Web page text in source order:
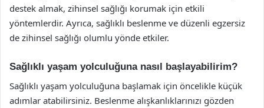
destek almak, zihinsel sağlığı korumak için etkili
yöntemlerdir. Ayrıca, sağlıklı beslenme ve düzenli egzersiz
de zihinsel sağlığı olumlu yönde etkiler.
Sağlıklı yaşam yolculuğuna nasıl başlayabilirim?
Sağlıklı yaşam yolculuğuna başlamak için öncelikle küçük
adımlar atabilirsiniz. Beslenme alışkanlıklarınızı gözden